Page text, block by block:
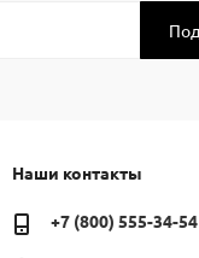
Наши контакты
+7 (800) 555-34-54